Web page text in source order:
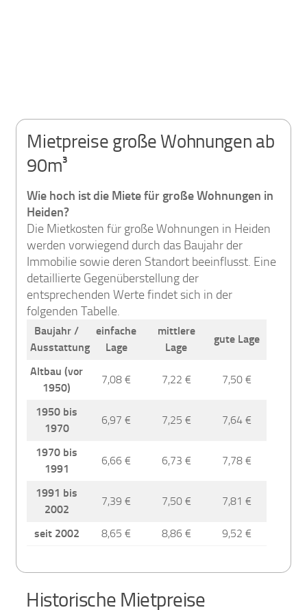
Mietpreise große Wohnungen ab
90m³
Wie hoch ist die Miete für große Wohnungen in
Heiden?
Die Mietkosten für große Wohnungen in Heiden
werden vorwiegend durch das Baujahr der
Immobilie sowie deren Standort beeinflusst. Eine
detaillierte Gegenüberstellung der
entsprechenden Werte findet sich in der
folgenden Tabelle.
Baujahr /
Ausstattung
einfache
Lage
mittlere
Lage
gute Lage
Altbau (vor
1950)
7,08 € 7,22 € 7,50 €
1950 bis
1970
6,97 € 7,25 € 7,64 €
1970 bis
1991
6,66 € 6,73 € 7,78 €
1991 bis
2002
7,39 € 7,50 € 7,81 €
seit 2002 8,65 € 8,86 € 9,52 €
Historische Mietpreise